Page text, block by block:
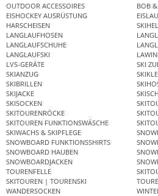
OUTDOOR ACCESSOIRES
BOB &
EISHOCKEY AUSRÜSTUNG
HARSCHEISEN
LANGLAUFHOSEN
LANGLAUFSCHUHE
LANGLAUFSKI
LVS-GERÄTE
SKI
SKIANZUG
SKIBRILLEN
SKIJACKE
SKISOCKEN
SKITOURENRÖCKE
SKITOUREN FUNKTIONSWÄSCHE
SKIWACHS & SKIPFLEGE
SNOWBOARD FUNKTIONSSHIRTS
SNOWBOARD HAUBEN
SNOWBOARDJACKEN
TOURENFELLE
SKITOUREN | TOURENSKI
WANDERSOCKEN